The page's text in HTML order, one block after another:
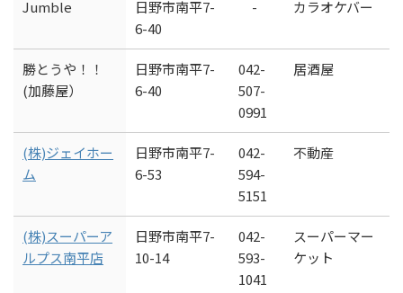
Jumble
日野市南平7-
6-40
- カラオケバー
勝とうや！！
(加藤屋）
日野市南平7-
6-40
042-
507-
0991
居酒屋
(株)ジェイホー
ム
日野市南平7-
6-53
042-
594-
5151
不動産
(株)スーパーア
ルプス南平店
日野市南平7-
10-14
042-
593-
1041
スーパーマー
ケット